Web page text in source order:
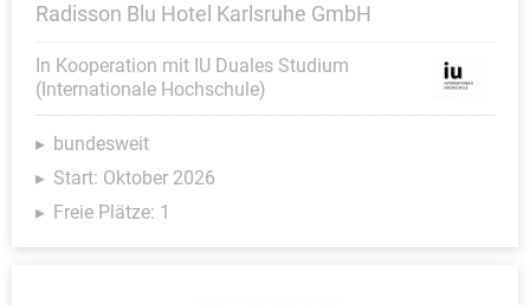
Radisson Blu Hotel Karlsruhe GmbH
In Kooperation mit IU Duales Studium
(Internationale Hochschule)
bundesweit
Start: Oktober 2026
Freie Plätze: 1